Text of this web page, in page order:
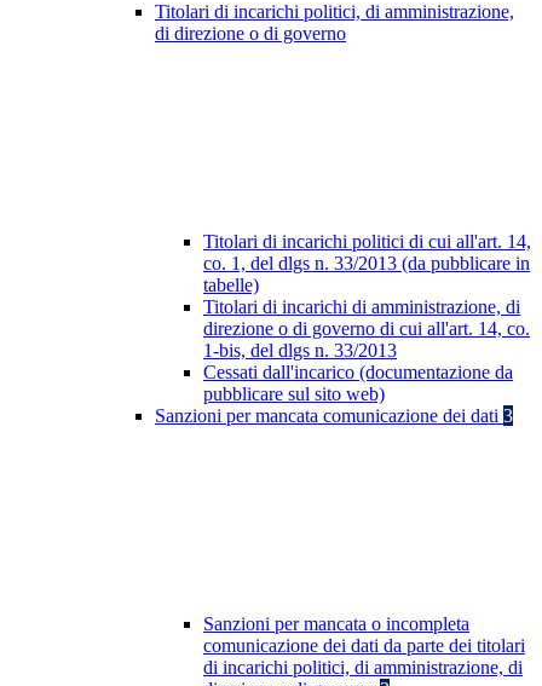
Titolari di incarichi politici, di amministrazione,
di direzione o di governo
Titolari di incarichi politici di cui all'art. 14,
co. 1, del dlgs n. 33/2013 (da pubblicare in
tabelle)
Titolari di incarichi di amministrazione, di
direzione o di governo di cui all'art. 14, co.
1-bis, del dlgs n. 33/2013
Cessati dall'incarico (documentazione da
pubblicare sul sito web)
Sanzioni per mancata comunicazione dei dati 3
Sanzioni per mancata o incompleta
comunicazione dei dati da parte dei titolari
di incarichi politici, di amministrazione, di